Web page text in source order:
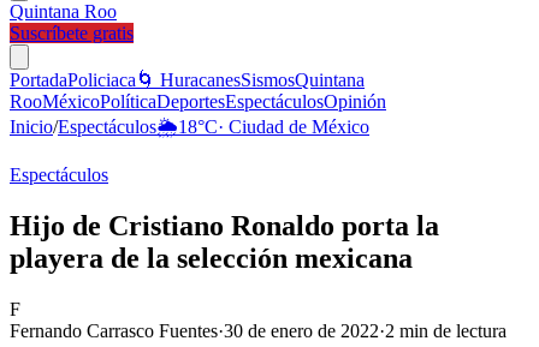
Quintana Roo
Suscríbete gratis
PortadaPoliciaca 🌀 HuracanesSismosQuintana
RooMéxicoPolíticaDeportesEspectáculosOpinión
Inicio/Espectáculos🌦️18°C· Ciudad de México
Espectáculos
Hijo de Cristiano Ronaldo porta la
playera de la selección mexicana
F
Fernando Carrasco Fuentes·30 de enero de 2022·2 min de lectura